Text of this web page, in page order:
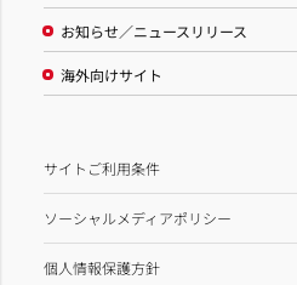
お知らせ／ニュースリリース
海外向けサイト
サイトご利用条件
ソーシャルメディアポリシー
個人情報保護方針